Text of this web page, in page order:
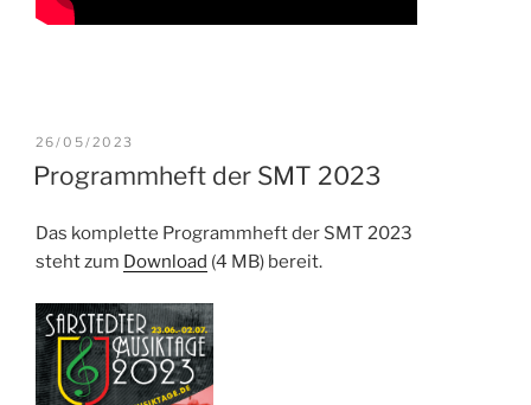
VERÖFFENTLICHT
26/05/2023
Programmheft der SMT 2023
Das komplette Programmheft der SMT 2023
steht zum Download (4 MB) bereit.